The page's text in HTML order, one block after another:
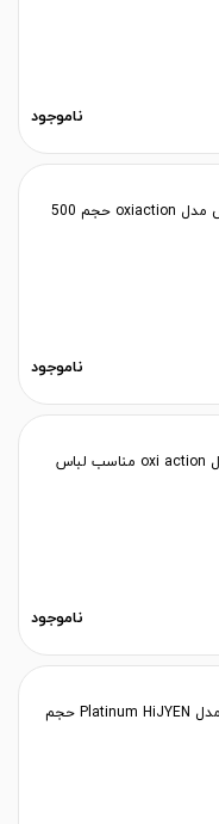
ناموجود
اسپری لکه بر ونیش مدل oxiaction حجم 500
ناموجود
پودر لکه بر ونیش مدل oxi action مناسب لباس
ناموجود
مایع ظرفشویی فیری مدل Platinum HiJYEN حجم